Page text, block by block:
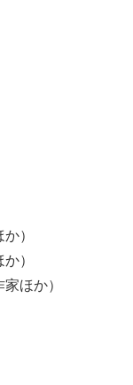
）
）
ほか）